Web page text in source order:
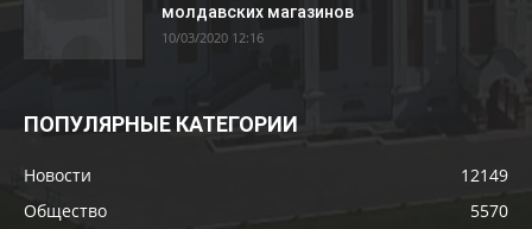
молдавских магазинов
10/03/2020 12:16
ПОПУЛЯРНЫЕ КАТЕГОРИИ
Новости
12149
Общество
5570